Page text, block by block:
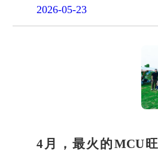
答卷
2026-05-23
4月，最火的MCU旺